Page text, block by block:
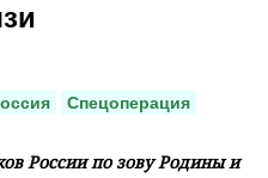
Спецоперация
России по зову Родины и